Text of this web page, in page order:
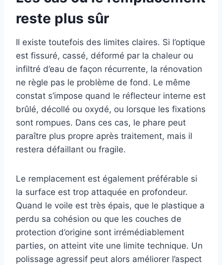
reste plus sûr
Il existe toutefois des limites claires. Si l’optique
est fissuré, cassé, déformé par la chaleur ou
infiltré d’eau de façon récurrente, la rénovation
ne règle pas le problème de fond. Le même
constat s’impose quand le réflecteur interne est
brûlé, décollé ou oxydé, ou lorsque les fixations
sont rompues. Dans ces cas, le phare peut
paraître plus propre après traitement, mais il
restera défaillant ou fragile.
Le remplacement est également préférable si
la surface est trop attaquée en profondeur.
Quand le voile est très épais, que le plastique a
perdu sa cohésion ou que les couches de
protection d’origine sont irrémédiablement
parties, on atteint vite une limite technique. Un
polissage agressif peut alors améliorer l’aspect